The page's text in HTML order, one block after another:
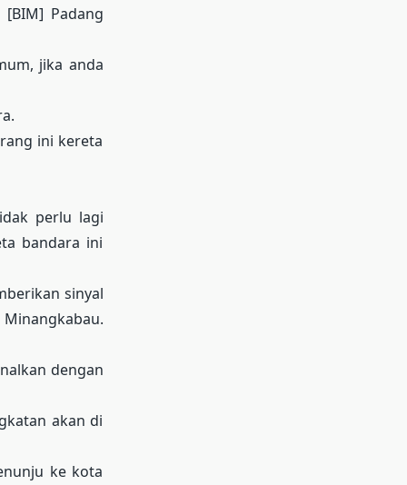
Padang
jika anda
ini kereta
perlu lagi
bandara ini
sinyal
dengan
akan di
ke kota